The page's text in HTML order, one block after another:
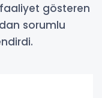
gösteren
sorumlu